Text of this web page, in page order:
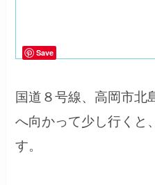
国道８号線、高岡市北
へ向かって少し行くと
す。
Save